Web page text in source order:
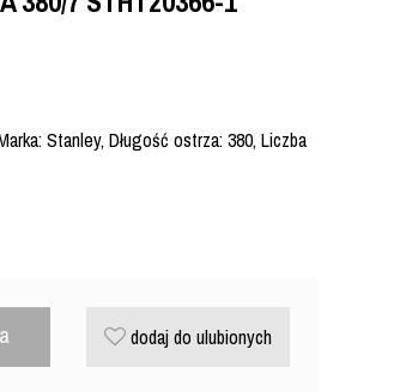
Stanley, Długość ostrza: 380, Liczba
dodaj do ulubionych